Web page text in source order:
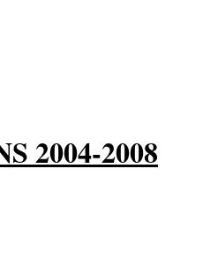
2004-2008